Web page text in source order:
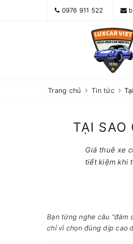
0976 911 522
Trang chủ Tin tức
TẠI SAO
Giá thuê xe
tiết kiệm khi
Bạn từng nghe câu
chỉ vì chọn đúng dịp cao